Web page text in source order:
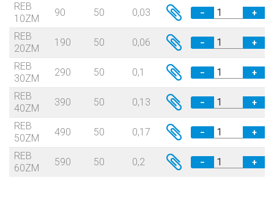
REB
10ZM
90 50 0,03 − +
REB
20ZM
190 50 0,06 − +
REB
30ZM
290 50 0,1 − +
REB
40ZM
390 50 0,13 − +
REB
50ZM
490 50 0,17 − +
REB
60ZM
590 50 0,2 − +